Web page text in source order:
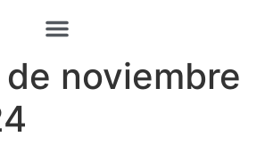
de noviembre